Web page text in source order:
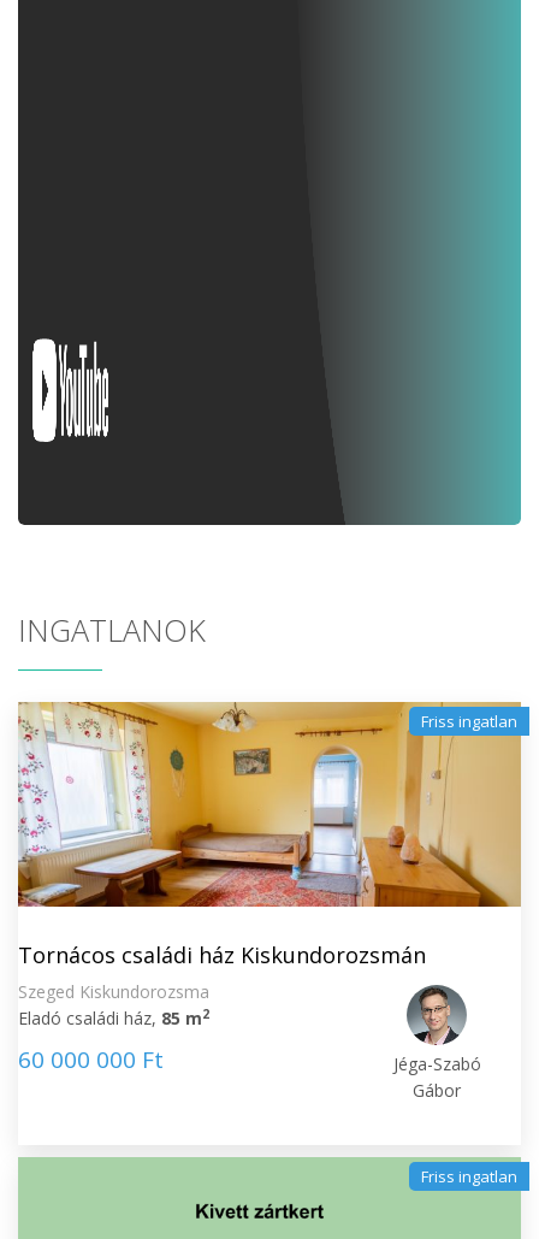
INGATLANOK
Friss ingatlan
Tornácos családi ház Kiskundorozsmán
Szeged Kiskundorozsma
Eladó családi ház, 85 m2
60 000 000 Ft
Jéga-Szabó
Gábor
Friss ingatlan